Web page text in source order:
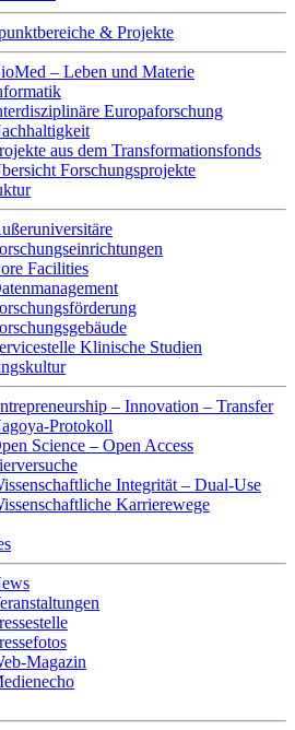
& Projekte
– Leben und Materie
Europaforschung
aus dem Transformationsfonds
Forschungsprojekte
Facilities
Klinische Studien
– Innovation – Transfer
Protokoll
Science – Open Access
Integrität – Dual-Use
Karrierewege
Magazin